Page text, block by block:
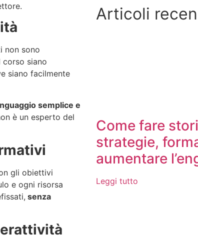
non sono
siano
siano facilmente
semplice e
è un esperto del
gli obiettivi
e ogni risorsa
senza
Articoli
Come fare
strategie,
aumentare
Leggi tutto